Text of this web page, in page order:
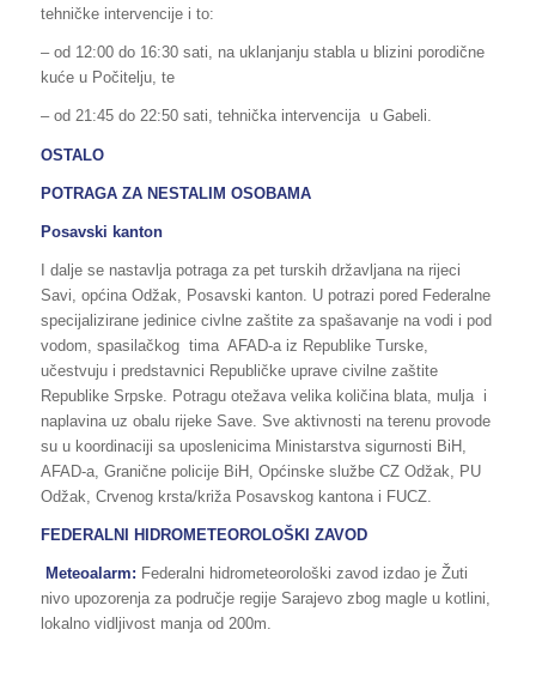
tehničke intervencije i to:
– od 12:00 do 16:30 sati, na uklanjanju stabla u blizini porodične
kuće u Počitelju, te
– od 21:45 do 22:50 sati, tehnička intervencija u Gabeli.
OSTALO
POTRAGA ZA NESTALIM OSOBAMA
Posavski kanton
I dalje se nastavlja potraga za pet turskih državljana na rijeci
Savi, općina Odžak, Posavski kanton. U potrazi pored Federalne
specijalizirane jedinice civlne zaštite za spašavanje na vodi i pod
vodom, spasilačkog tima AFAD-a iz Republike Turske,
učestvuju i predstavnici Republičke uprave civilne zaštite
Republike Srpske. Potragu otežava velika količina blata, mulja i
naplavina uz obalu rijeke Save. Sve aktivnosti na terenu provode
su u koordinaciji sa uposlenicima Ministarstva sigurnosti BiH,
AFAD-a, Granične policije BiH, Općinske službe CZ Odžak, PU
Odžak, Crvenog krsta/križa Posavskog kantona i FUCZ.
FEDERALNI HIDROMETEOROLOŠKI ZAVOD
Meteoalarm: Federalni hidrometeorološki zavod izdao je Žuti
nivo upozorenja za područje regije Sarajevo zbog magle u kotlini,
lokalno vidljivost manja od 200m.